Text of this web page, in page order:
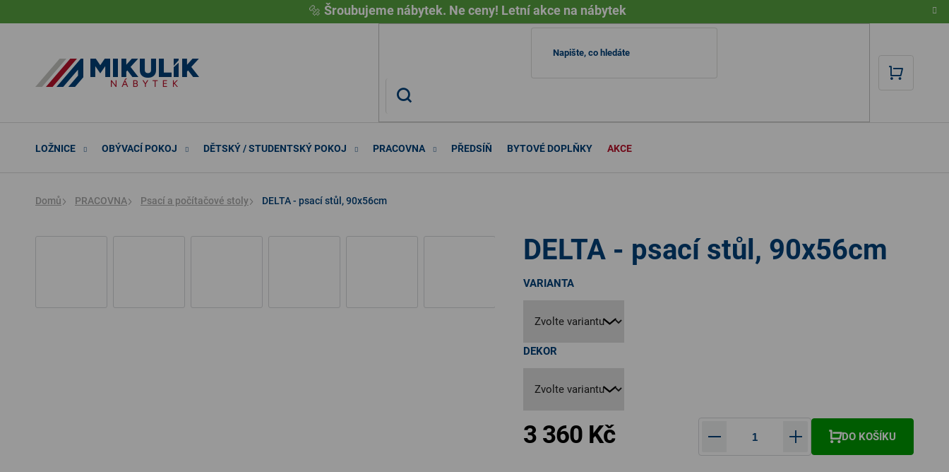
na
🔩 Šroubujeme nábytek. Ne ceny! Letní akce na nábytek
LOŽNICE OBÝVACÍ POKOJ DĚTSKÝ / STUDENTSKÝ POKOJ PRACOVNA PŘEDSÍŇ BYTOVÉ DOPLŇKY AKCE
Domů PRACOVNA Psací a počítačové stoly DELTA - psací stůl, 90x56cm
DELTA - psací stůl, 90x56cm
VARIANTA
DEKOR
3 360 Kč DO KOŠÍKU